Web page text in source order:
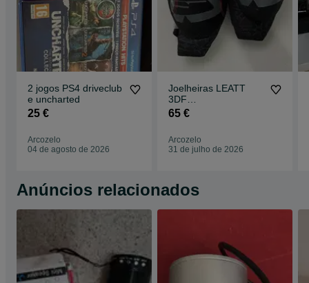
2 jogos PS4 driveclub
e uncharted
25 €
Arcozelo
04 de agosto de 2026
Joelheiras LEATT
3DF
motocross/enduro
65 €
Arcozelo
31 de julho de 2026
Anúncios relacionados